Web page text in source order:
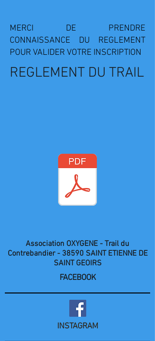
MERCI DE PRENDRE
CONNAISSANCE DU REGLEMENT
POUR VALIDER VOTRE INSCRIPTION
REGLEMENT DU TRAIL
Association OXYGENE - Trail du
Contrebandier -38590 SAINT ETIENNE DE
SAINT GEOIRS
FACEBOOK
INSTAGRAM